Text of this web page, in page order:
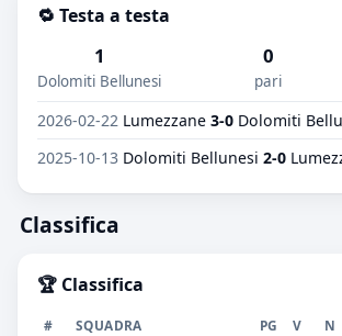
🔁 Testa a testa
1
Dolomiti Bellunesi
0
pari
2026-02-22 Lumezzane 3-0 Dolomiti
2025-10-13 Dolomiti Bellunesi 2-0
Classifica
🏆 Classifica
# SQUADRA PG V N